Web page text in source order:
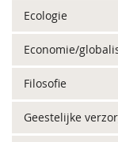
Ecologie
Economie/
Filosofie
Geestelijke